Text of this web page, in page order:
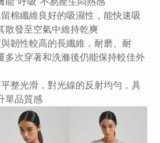
棉纖維良好的吸濕性，能快速吸
散發至空氣中維持乾爽
韌性較高的長纖維，耐磨、耐
多次穿著和洗滌後仍能保持較佳外
整光滑，對光線的反射均勻，具
單品質感